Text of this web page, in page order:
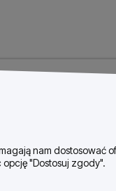
nam
"Dostosuj zgody".